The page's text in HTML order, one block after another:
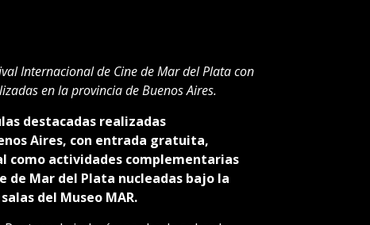
Internacional de Cine de Mar del Plata con
en la provincia de Buenos Aires.
destacadas realizadas
Aires, con entrada gratuita,
como actividades complementarias
de Mar del Plata nucleadas bajo la
del Museo MAR.